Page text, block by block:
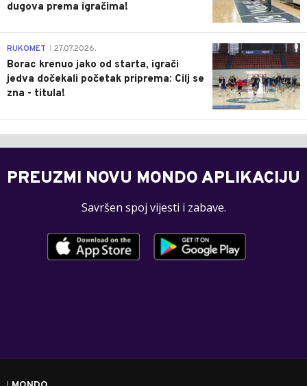
dugova prema igračima!
0
RUKOMET 27.07.2026.
Borac krenuo jako od starta, igrači
jedva dočekali početak priprema: Cilj se
zna - titula!
PREUZMI NOVU MONDO APLIKACIJU
Savršen spoj vijesti i zabave.